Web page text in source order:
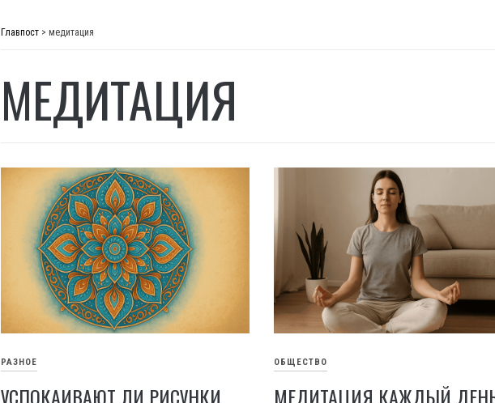
Главпост > медитация
МЕДИТАЦИЯ
РАЗНОЕ
УСПОКАИВАЮТ ЛИ РИСУНКИ
ОБЩЕСТВО
МЕДИТАЦИЯ КАЖДЫЙ